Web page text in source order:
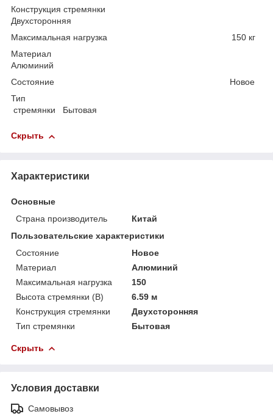
Конструкция стремянки
Двухсторонняя
Максимальная нагрузка 150 кг
Материал
Алюминий
Состояние Новое
Тип
стремянки Бытовая
Скрыть
Характеристики
Основные
Страна производитель
Китай
Пользовательские характеристики
Состояние
Новое
Материал
Алюминий
Максимальная нагрузка
150
Высота стремянки (В)
6.59 м
Конструкция стремянки
Двухсторонняя
Тип стремянки
Бытовая
Скрыть
Условия доставки
Самовывоз